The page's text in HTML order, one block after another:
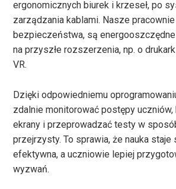
ergonomicznych biurek i krzeseł, po
zarządzania kablami. Nasze pracownie
bezpieczeństwa, są
na przyszłe rozszerzenia, np. o
VR.
Dzięki odpowiedniemu
zdalnie monitorować postępy
ekrany i przeprowadzać testy w
przejrzysty. To sprawia, że nauka staje
efektywna, a uczniowie lepiej
wyzwań.